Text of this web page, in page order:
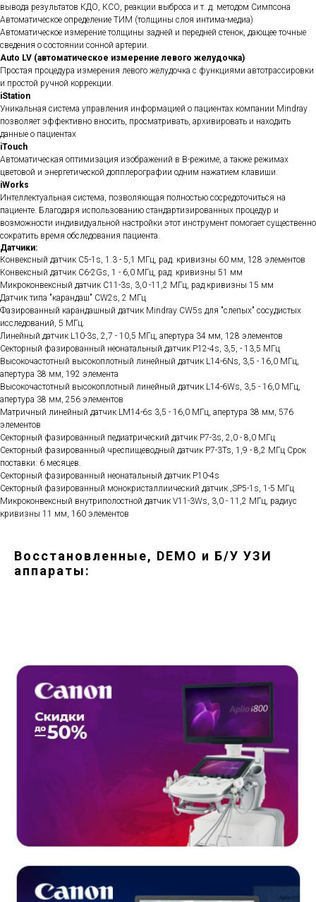
вывода результатов КДО, КСО, реакции выброса и т. д. методом Симпсона
Автоматическое определение ТИМ (толщины слоя интима-медиа)
Автоматическое измерение толщины задней и передней стенок, дающее точные
сведения о состоянии сонной артерии.
Auto LV (автоматическое измерение левого желудочка)
Простая процедура измерения левого желудочка с функциями автотрассировки
и простой ручной коррекции.
iStation
Уникальная система управления информацией о пациентах компании Mindray
позволяет эффективно вносить, просматривать, архивировать и находить
данные о пациентах
iTouch
Автоматическая оптимизация изображений в B-режиме, а также режимах
цветовой и энергетической допплерографии одним нажатием клавиши.
iWorks
Интеллектуальная система, позволяющая полностью сосредоточиться на
пациенте. Благодаря использованию стандартизированных процедур и
возможности индивидуальной настройки этот инструмент помогает существенно
сократить время обследования пациента.
Датчики:
Конвексный датчик С5-1s, 1.3 - 5,1 МГц, рад. кривизны 60 мм, 128 элементов
Конвексный датчик С6-2Gs, 1 - 6,0 МГц, рад. кривизны 51 мм
Микроконвексный датчик C11-3s, 3,0 -11,2 МГц, рад.кривизны 15 мм
Датчик типа "карандаш" CW2s, 2 МГц
Фазированный карандашный датчик Mindray CW5s для "слепых" сосудистых
исследований, 5 МГц.
Линейный датчик L10-3s, 2,7 - 10,5 МГц, апертура 34 мм, 128 элементов
Секторный фазированный неонатальный датчик P12-4s, 3,5, - 13,5 МГц
Высокочастотный высокоплотный линейный датчик L14-6Ns, 3,5 - 16,0 МГц,
апертура 38 мм, 192 элемента
Высокочастотный высокоплотный линейный датчик L14-6Ws, 3,5 - 16,0 МГц,
апертура 38 мм, 256 элементов
Матричный линейный датчик LM14-6s 3,5 - 16,0 МГц, апертура 38 мм, 576
элементов
Секторный фазированный педиатрический датчик P7-3s, 2,0 - 8,0 МГц
Секторный фазированный чреспищеводный датчик P7-3Ts, 1,9 - 8,2 МГц Срок
поставки: 6 месяцев.
Секторный фазированный неонатальный датчик P10-4s
Секторный фазированный монокристаллиический датчик ,SP5-1s, 1-5 МГц
Микроконвексный внутриполостной датчик V11-3Ws, 3,0 - 11,2 МГц, радиус
кривизны 11 мм, 160 элементов
Восстановленные, DEMO и Б/У УЗИ
аппараты: